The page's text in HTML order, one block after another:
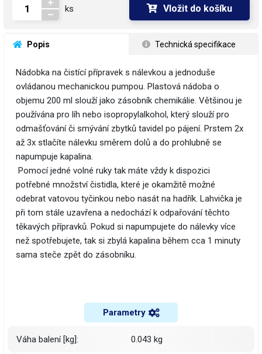
ks Vložit do košíku
Popis Technická specifikace
Nádobka na čistící přípravek s nálevkou a jednoduše
ovládanou mechanickou pumpou. Plastová nádoba o
objemu 200 ml slouží jako zásobník chemikálie. Většinou je
používána pro líh nebo isopropylalkohol, který slouží pro
odmašťování či smývání zbytků tavidel po pájení. Prstem 2x
až 3x stlačíte nálevku směrem dolů a do prohlubně se
napumpuje kapalina.
Pomocí jedné volné ruky tak máte vždy k dispozici
potřebné množství čistidla, které je okamžitě možné
odebrat vatovou tyčinkou nebo nasát na hadřík. Lahvička je
při tom stále uzavřena a nedochází k odpařování těchto
těkavých přípravků. Pokud si napumpujete do nálevky více
než spotřebujete, tak si zbylá kapalina během cca 1 minuty
sama steče zpět do zásobníku.
Parametry
Váha balení [kg]: 0.043 kg